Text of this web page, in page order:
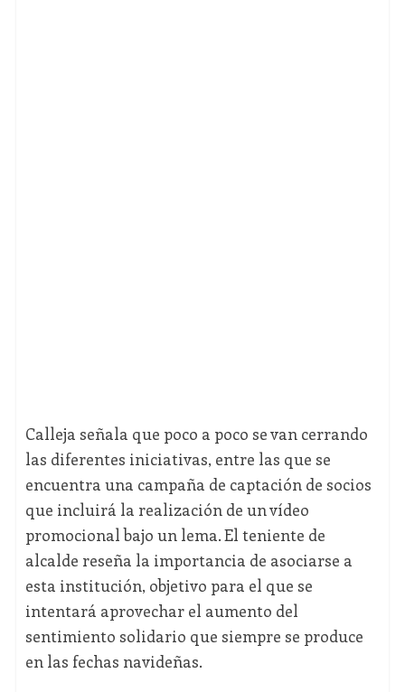
Calleja señala que poco a poco se van cerrando
las diferentes iniciativas, entre las que se
encuentra una campaña de captación de socios
que incluirá la realización de un vídeo
promocional bajo un lema. El teniente de
alcalde reseña la importancia de asociarse a
esta institución, objetivo para el que se
intentará aprovechar el aumento del
sentimiento solidario que siempre se produce
en las fechas navideñas.